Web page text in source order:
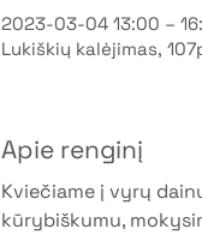
2023-03-04 13:00 –
Lukiškių kalėjimas,
Apie renginį
Kviečiame į vyrų
kūrybiškumu,